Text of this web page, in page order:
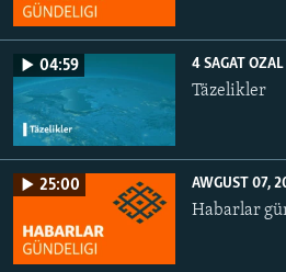
04:59 4 SAGAT OZAL
Täzelikler
25:00 AWGUST 07,
Habarlar